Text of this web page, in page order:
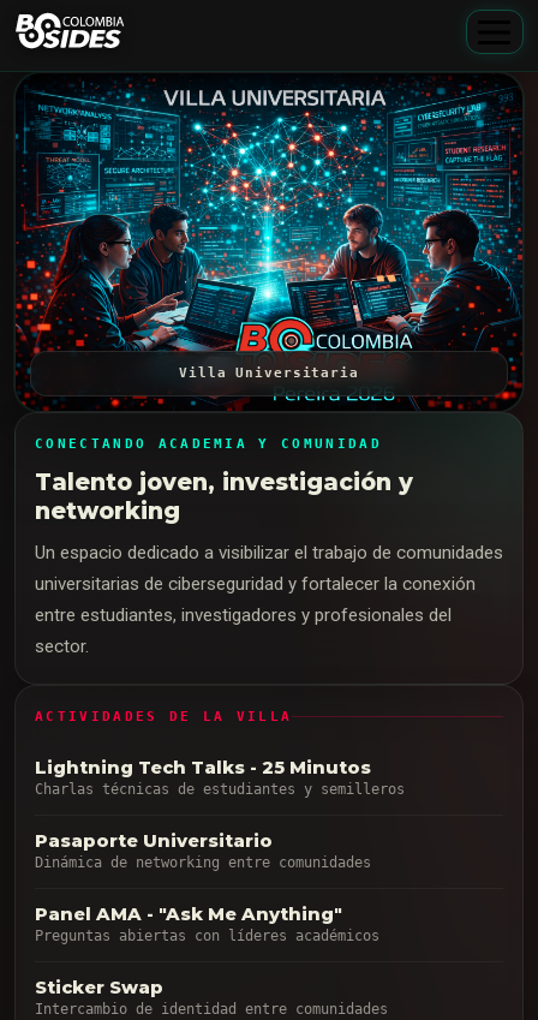
Villa Universitaria
CONECTANDO ACADEMIA Y COMUNIDAD
Talento joven, investigación y
networking
Un espacio dedicado a visibilizar el trabajo de comunidades
universitarias de ciberseguridad y fortalecer la conexión
entre estudiantes, investigadores y profesionales del
sector.
ACTIVIDADES DE LA VILLA
Lightning Tech Talks - 25 Minutos
Charlas técnicas de estudiantes y semilleros
Pasaporte Universitario
Dinámica de networking entre comunidades
Panel AMA - "Ask Me Anything"
Preguntas abiertas con líderes académicos
Sticker Swap
Intercambio de identidad entre comunidades